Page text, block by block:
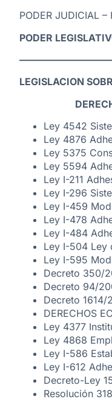
PODER JUDICIAL –
PODER
LEGISLACION
DERECHOS
Ley 4542
Ley 4876
Ley 5375
Ley 5594
Ley I-211
Ley I-296
Ley I-459
Ley I-478
Ley I-484
Ley I-504 Ley
Ley I-595
Decreto 350/
Decreto 94/
Decreto 1614/
DERECHOS
Ley 4377
Ley 4868
Ley I-586
Ley I-612
Decreto-Ley
Resolución